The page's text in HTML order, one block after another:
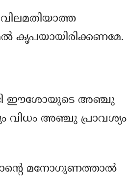
കൃപയായിരിക്കണമേ.
ഈശോയുടെ അഞ്ചു
വിധം അഞ്ചു പ്രാവശ്യം
മനോഗുണത്താല്‍